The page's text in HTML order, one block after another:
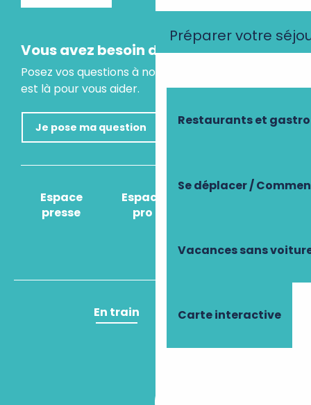
Préparer votre
Restaurants et
Se déplacer /
Vacances sans
Carte interactive
Vous avez besoin d'un conseil ?
Posez vos questions à notre assistant virtuel, il
est là pour vous aider.
Je pose ma question
Espace
presse
Espace
pro
Comment venir
En train En avion